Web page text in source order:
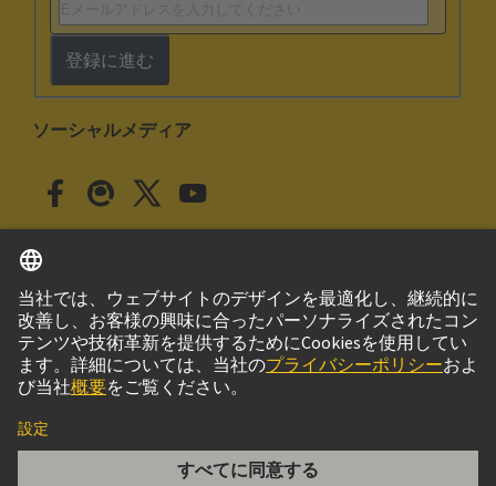
登録に進む
ソーシャルメディア
日本 日本語
© ハーティング株式会社
このサイトについて
ご利用条件取引条件